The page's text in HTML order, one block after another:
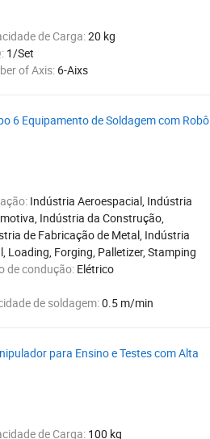
de Carga:20 kg
1/Set
of Axis: 6-Aixs
6 Equipamento de Soldagem com Robô
Indústria Aeroespacial, Indústria
Indústria da Construção,
de Fabricação de Metal, Indústria
Loading, Forging, Palletizer, Stamping
de condução: Elétrico
de soldagem:0.5 m/min
para Ensino e Testes com Alta
de Carga: 100 kg